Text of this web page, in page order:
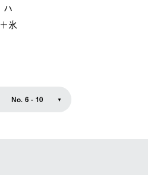
ハ
氷
No. 6 - 10